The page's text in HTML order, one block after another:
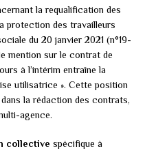
la requalification des
protection des travailleurs
du 20 janvier 2021 (n°19-
mention sur le contrat de
à l’intérim entraîne la
utilisatrice ». Cette position
la rédaction des contrats,
agence.
collective spécifique à